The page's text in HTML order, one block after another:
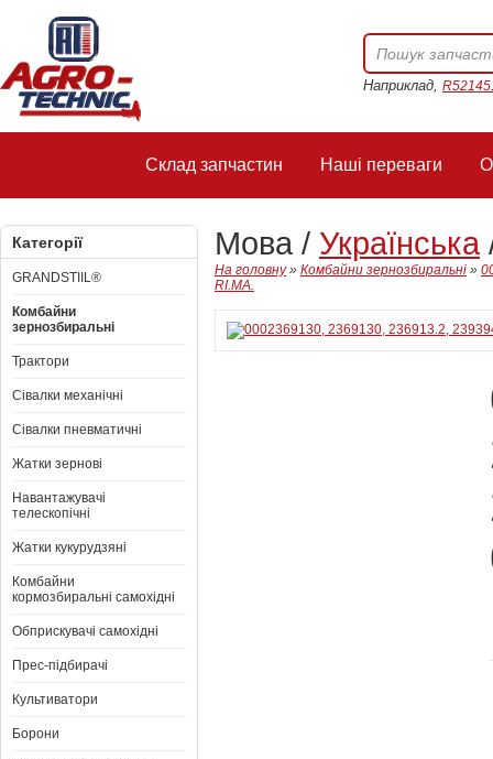
Наприклад,
Склад запчастин Наші переваги
Категорії
GRANDSTIIL®
Комбайни
зернозбиральні
Трактори
Сівалки механічні
Сівалки пневматичні
Жатки зернові
Навантажувачі
телескопічні
Жатки кукурудзяні
Комбайни
кормозбиральні самохідні
Обприскувачі самохідні
Прес-підбирачі
Культиватори
Борони
Мова / Українська
На головну» Комбайни зернозбиральні »
RI.MA.